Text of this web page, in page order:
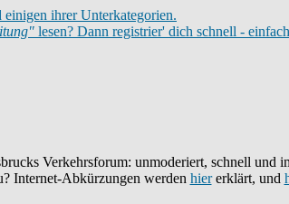
einigen ihrer Unterkategorien.
lesen? Dann registrier' dich schnell -
Verkehrsforum: unmoderiert, schnell und
Internet-Abkürzungen werden hiererklärt, und